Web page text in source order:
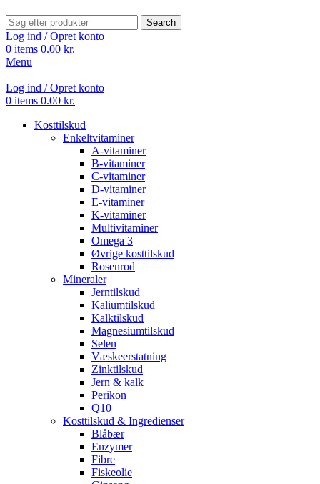
Search
Log ind / Opret konto
0 items 0.00 kr.
Menu
Log ind / Opret konto
0 items 0.00 kr.
Kosttilskud
Enkeltvitaminer
A-vitaminer
B-vitaminer
C-vitaminer
D-vitaminer
E-vitaminer
K-vitaminer
Multivitaminer
Omega 3
Øvrige kosttilskud
Rosenrod
Mineraler
Jerntilskud
Kaliumtilskud
Kalktilskud
Magnesiumtilskud
Selen
Væskeerstatning
Zinktilskud
Jern & kalk
Perikon
Q10
Kosttilskud & Ingredienser
Blåbær
Enzymer
Fibre
Fiskeolie